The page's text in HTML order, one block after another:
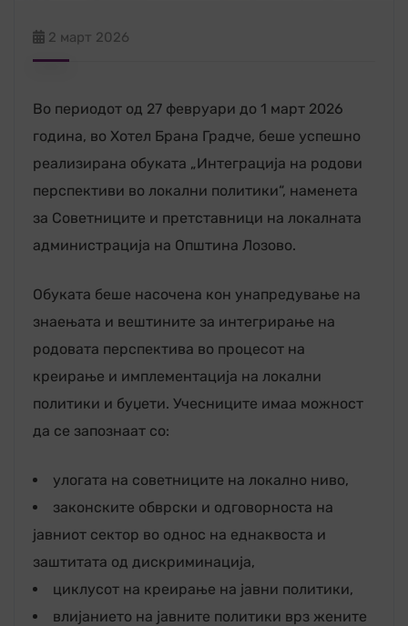
2 март 2026
Во периодот од 27 февруари до 1 март 2026
година, во Хотел Брана Градче, беше успешно
реализирана обуката „Интеграција на родови
перспективи во локални политики“, наменета
за Советниците и претставници на локалната
администрација на Општина Лозово.
Обуката беше насочена кон унапредување на
знаењата и вештините за интегрирање на
родовата перспектива во процесот на
креирање и имплементација на локални
политики и буџети. Учесниците имаа можност
да се запознаат со:
улогата на советниците на локално ниво,
законските обврски и одговорноста на
јавниот сектор во однос на еднаквоста и
заштитата од дискриминација,
циклусот на креирање на јавни политики,
влијанието на јавните политики врз жените